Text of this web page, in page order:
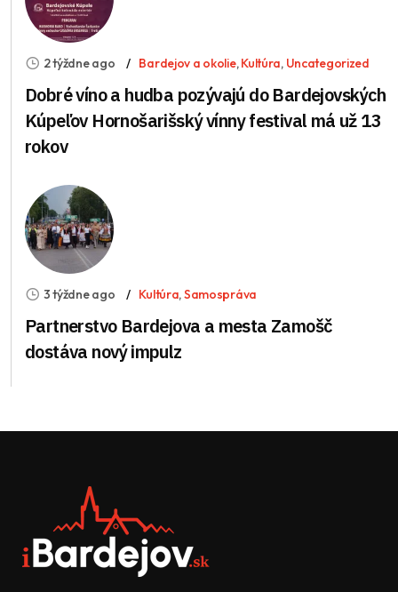
2 týždne ago Bardejov a okolie,Kultúra, Uncategorized
Dobré víno a hudba pozývajú do Bardejovských
Kúpeľov Hornošarišský vínny festival má už 13
rokov
3 týždne ago Kultúra,Samospráva
Partnerstvo Bardejova a mesta Zamošč
dostáva nový impulz